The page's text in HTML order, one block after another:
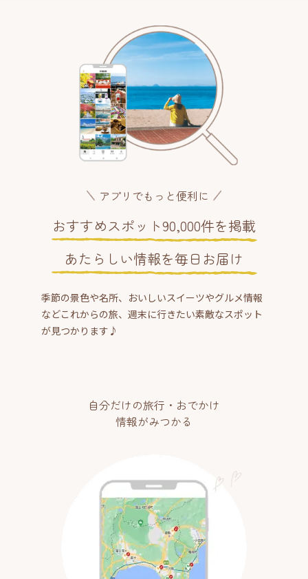
アプリでもっと便利に
おすすめスポット90,000件を掲載
あたらしい情報を毎日お届け
季節の景色や名所、おいしいスイーツやグルメ情報
などこれからの旅、週末に行きたい素敵なスポット
が見つかります♪
自分だけの旅行・おでかけ
情報がみつかる